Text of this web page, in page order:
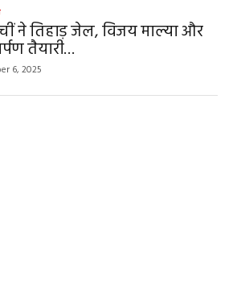
ने तिहाड़ जेल, विजय माल्या और
तैयारी…
6, 2025